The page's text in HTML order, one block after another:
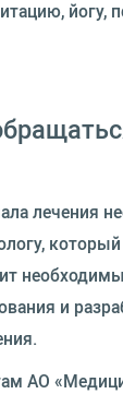
йогу,
лечения
и
АО